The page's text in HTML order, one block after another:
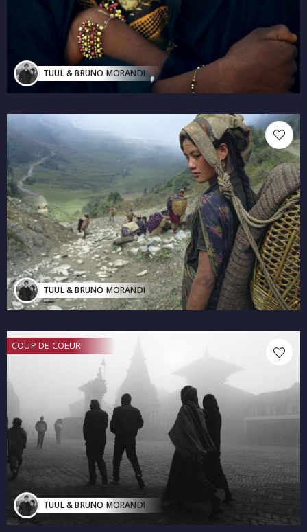
TUUL & BRUNO MORANDI
TUUL & BRUNO MORANDI
COUP DE COEUR
TUUL & BRUNO MORANDI